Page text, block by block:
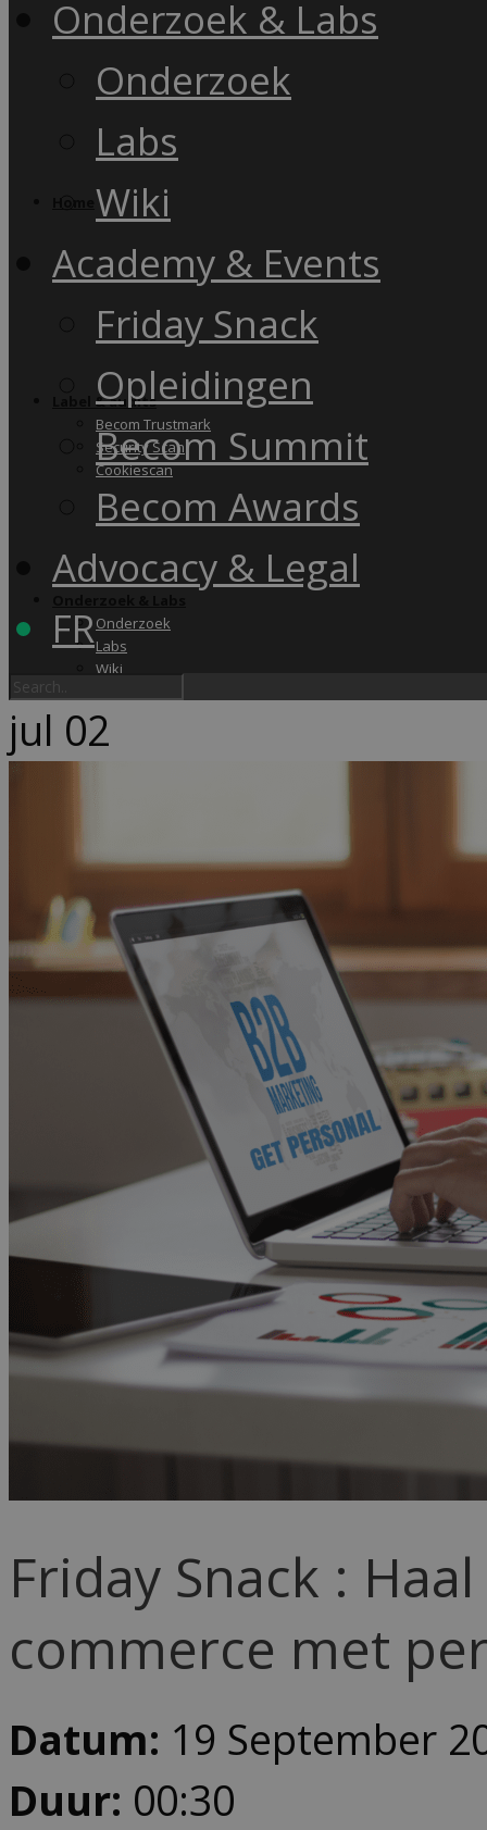
Label & audits
Becom Trustmark
Security Scan
Cookiescan
Onderzoek
Labs
Wiki
Becom Summit
Advocacy & Legal
Onderzoek & Labs
Onderzoek
Labs
Wiki
Academy & Events
Friday Snack
Opleidingen
Becom Summit
Becom Awards
Advocacy & Legal
FR
jul 02
Friday Snack :
commerce met
Datum: 19 September
Duur: 00:30